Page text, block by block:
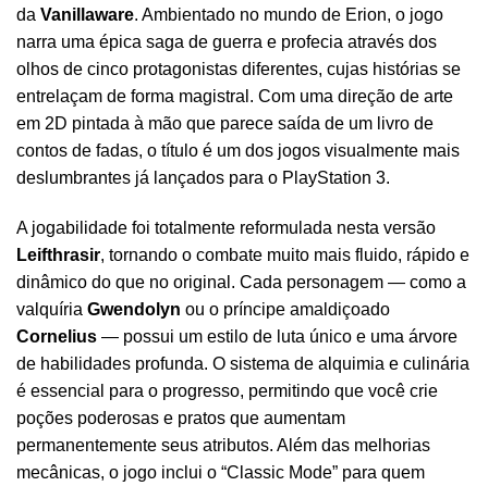
da Vanillaware. Ambientado no mundo de Erion, o jogo
narra uma épica saga de guerra e profecia através dos
olhos de cinco protagonistas diferentes, cujas histórias se
entrelaçam de forma magistral. Com uma direção de arte
em 2D pintada à mão que parece saída de um livro de
contos de fadas, o título é um dos jogos visualmente mais
deslumbrantes já lançados para o PlayStation 3.
A jogabilidade foi totalmente reformulada nesta versão
Leifthrasir, tornando o combate muito mais fluido, rápido e
dinâmico do que no original. Cada personagem — como a
valquíria Gwendolyn ou o príncipe amaldiçoado
Cornelius — possui um estilo de luta único e uma árvore
de habilidades profunda. O sistema de alquimia e culinária
é essencial para o progresso, permitindo que você crie
poções poderosas e pratos que aumentam
permanentemente seus atributos. Além das melhorias
mecânicas, o jogo inclui o “Classic Mode” para quem